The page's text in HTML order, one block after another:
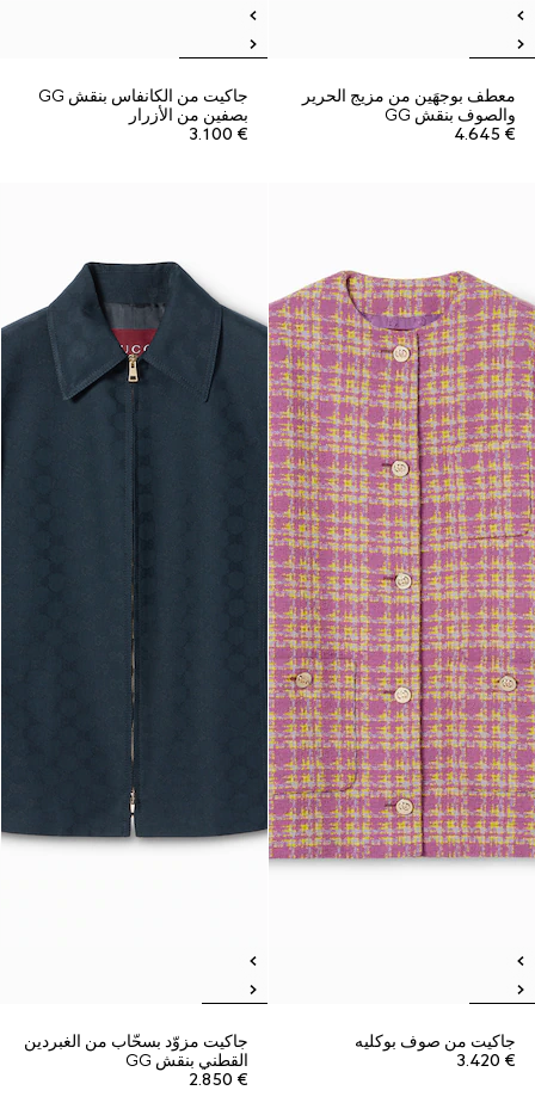
معطف بوجهَين من مزيج الحرير
والصوف بنقش GG
€ 4.645
جاكيت من الكانفاس بنقش GG
بصفين من الأزرار
€ 3.100
جاكيت من صوف بوكليه
€ 3.420
جاكيت مزوّد بسحّاب من الغبردين
القطني بنقش GG
€ 2.850